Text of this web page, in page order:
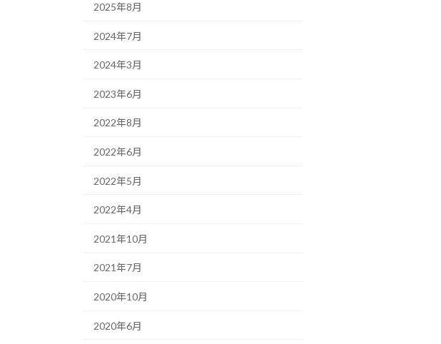
2025年8月
2024年7月
2024年3月
2023年6月
2022年8月
2022年6月
2022年5月
2022年4月
2021年10月
2021年7月
2020年10月
2020年6月